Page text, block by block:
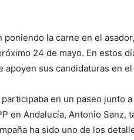
la carne en el
24 de mayo. En estos
apoyen sus candidaturas en
en un paseo junto
en Andalucía, Antonio Sanz,
ha sido uno de los